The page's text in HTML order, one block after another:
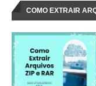
COMO EXTRAIR